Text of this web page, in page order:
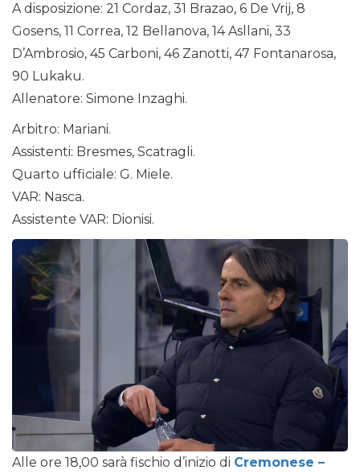
A disposizione: 21 Cordaz, 31 Brazao, 6 De Vrij, 8
Gosens, 11 Correa, 12 Bellanova, 14 Asllani, 33
D’Ambrosio, 45 Carboni, 46 Zanotti, 47 Fontanarosa,
90 Lukaku.
Allenatore: Simone Inzaghi.
Arbitro: Mariani.
Assistenti: Bresmes, Scatragli.
Quarto ufficiale: G. Miele.
VAR: Nasca.
Assistente VAR: Dionisi.
Alle ore 18,00 sarà fischio d’inizio di Cremonese –